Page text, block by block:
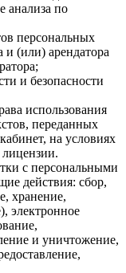
анализа по
персональных
и (или) арендатора
и безопасности
использования
переданных
на условиях
с персональными
действия: сбор,
хранение,
электронное
и уничтожение,